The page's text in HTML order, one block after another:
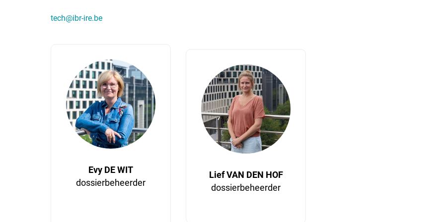
tech@ibr-ire.be
Evy DE WIT
dossierbeheerder
Lief VAN DEN HOF
dossierbeheerder